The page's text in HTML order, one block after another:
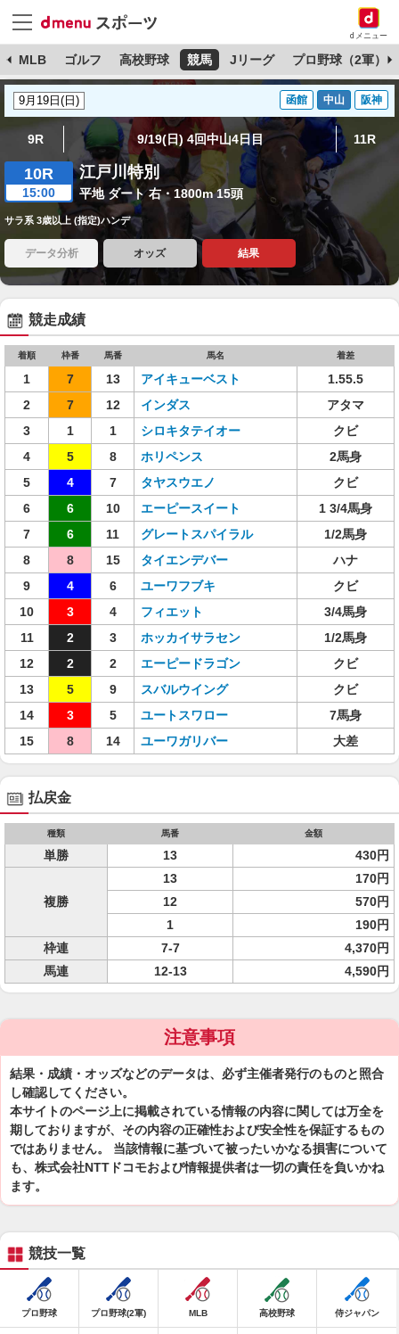
dメニュー
MLB ゴルフ 高校野球 競馬 Jリーグ プロ野球（2軍）
函館 中山 阪神
9R 9/19(日) 4回中山4日目 11R
10R
15:00
江戸川特別
平地 ダート 右・1800m 15頭
サラ系 3歳以上 (指定)ハンデ
データ分析 オッズ 結果
競走成績
着順 枠番 馬番 馬名 着差
1 7 13 アイキューベスト
1.55.5
2
7 12 インダス
アタマ
3
1 1 シロキタテイオー
クビ
4
5 8 ホリペンス
2馬身
5
4 7 タヤスウエノ
クビ
6
6 10 エーピースイート
1 3/4馬身
7
6 11 グレートスパイラル
1/2馬身
8
8 15 タイエンデバー
ハナ
9
4 6 ユーワフブキ
クビ
10
3 4 フィエット
3/4馬身
11
2 3 ホッカイサラセン
1/2馬身
12
2 2 エーピードラゴン
クビ
13
5 9 スバルウイング
クビ
14
3 5 ユートスワロー
7馬身
15
8 14 ユーワガリバー 大差
払戻金
種類 馬番 金額
単勝 13 430円
複勝
13
170円
12
570円
1
190円
枠連
7-7
4,370円
馬連
12-13 4,590円
注意事項
結果・成績・オッズなどのデータは、必ず主催者発行のものと照合
し確認してください。
本サイトのページ上に掲載されている情報の内容に関しては万全を
期しておりますが、その内容の正確性および安全性を保証するもの
ではありません。 当該情報に基づいて被ったいかなる損害について
も、株式会社NTTドコモおよび情報提供者は一切の責任を負いかね
ます。
競技一覧
プロ野球 プロ野球(2軍) MLB 高校野球 侍ジャパン